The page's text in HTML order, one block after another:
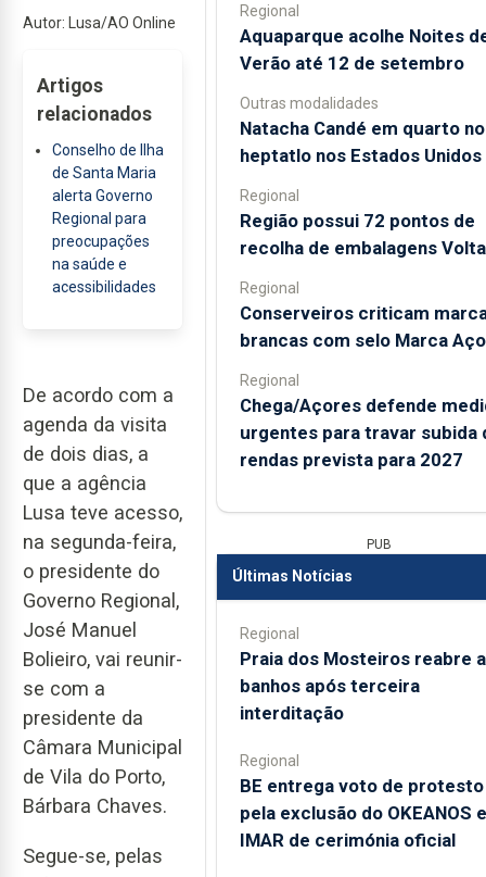
Autor: Lusa/AO Online
Artigos
relacionados
Conselho de Ilha
de Santa Maria
alerta Governo
Regional para
preocupações
na saúde e
acessibilidades
De acordo com a
agenda da visita
de dois dias, a
que a agência
Lusa teve acesso,
na segunda-feira,
o presidente do
Governo Regional,
José Manuel
Bolieiro, vai reunir-
se com a
presidente da
Câmara Municipal
de Vila do Porto,
Bárbara Chaves.
Segue-se, pelas
Regional
Aquaparque acolhe Noites
Verão até 12 de setembro
Outras modalidades
Natacha Candé em quarto no
heptatlo nos Estados Unidos
Regional
Região possui 72 pontos de
recolha de embalagens Volta
Regional
Conserveiros criticam
brancas com selo Marca
Regional
Chega/Açores defende
urgentes para travar subida
rendas prevista para 2027
PUB
Últimas Notícias
Regional
Praia dos Mosteiros reabre a
banhos após terceira
interditação
Regional
BE entrega voto de protesto
pela exclusão do OKEANOS e
IMAR de cerimónia oficial